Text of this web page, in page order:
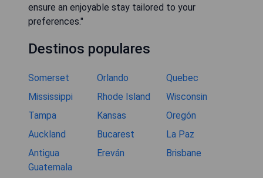
ensure an enjoyable stay tailored to your
preferences."
Destinos populares
Somerset Orlando
Quebec
Mississippi
Rhode Island
Wisconsin
Tampa
Kansas
Oregón
Auckland
Bucarest
La Paz
Antigua
Guatemala
Ereván Brisbane